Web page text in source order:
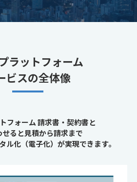
ラットフォーム
ビスの全体像
フォーム 請求書・契約書と
せると見積から請求まで
ル化（電子化）が実現できます。